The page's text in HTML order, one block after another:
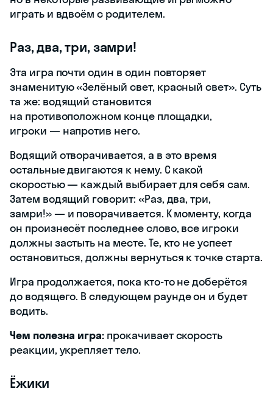
играть и вдвоём с родителем.
Раз, два, три, замри!
Эта игра почти один в один повторяет
знаменитую «Зелёный свет, красный свет». Суть
та же: водящий становится
на противоположном конце площадки,
игроки — напротив него.
Водящий отворачивается, а в это время
остальные двигаются к нему. С какой
скоростью — каждый выбирает для себя сам.
Затем водящий говорит: «Раз, два, три,
замри!» — и поворачивается. К моменту, когда
он произнесёт последнее слово, все игроки
должны застыть на месте. Те, кто не успеет
остановиться, должны вернуться к точке старта.
Игра продолжается, пока кто-то не доберётся
до водящего. В следующем раунде он и будет
водить.
Чем полезна игра: прокачивает скорость
реакции, укрепляет тело.
Ёжики